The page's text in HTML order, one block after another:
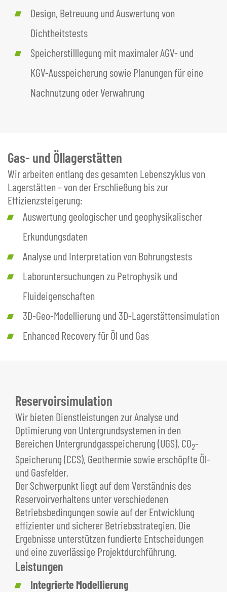
Design, Betreuung und Auswertung von
Dichtheitstests
Speicherstilllegung mit maximaler AGV- und
KGV-Ausspeicherung sowie Planungen für eine
Nachnutzung oder Verwahrung
Gas- und Öllagerstätten
Wir arbeiten entlang des gesamten Lebenszyklus von
Lagerstätten – von der Erschließung bis zur
Effizienzsteigerung:
Auswertung geologischer und geophysikalischer
Erkundungsdaten
Analyse und Interpretation von Bohrungstests
Laboruntersuchungen zu Petrophysik und
Fluideigenschaften
3D-Geo-Modellierung und 3D-Lagerstättensimulation
Enhanced Recovery für Öl und Gas
Reservoirsimulation
Wir bieten Dienstleistungen zur Analyse und
Optimierung von Untergrundsystemen in den
Bereichen Untergrundgasspeicherung (UGS), CO2-
Speicherung (CCS), Geothermie sowie erschöpfte Öl-
und Gasfelder.
Der Schwerpunkt liegt auf dem Verständnis des
Reservoirverhaltens unter verschiedenen
Betriebsbedingungen sowie auf der Entwicklung
effizienter und sicherer Betriebsstrategien. Die
Ergebnisse unterstützen fundierte Entscheidungen
und eine zuverlässige Projektdurchführung.
Leistungen
Integrierte Modellierung